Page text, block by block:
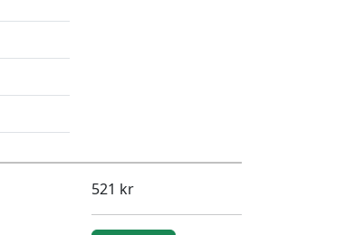
521 kr